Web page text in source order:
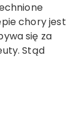
chory jest
się za
Stąd